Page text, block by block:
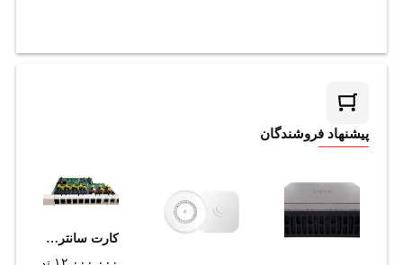
پیشنهاد فروشندگان
کارت سانترال پاناسونیک مدل KX-TE82483 (استوک)